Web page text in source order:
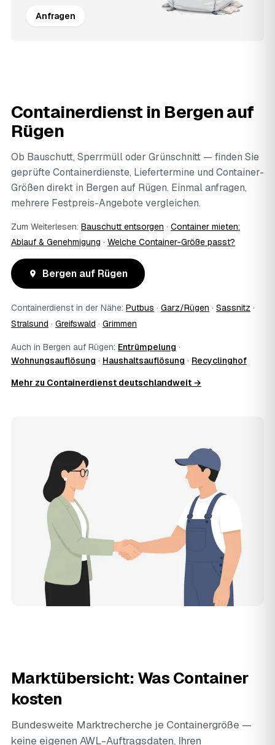
Anfragen
Containerdienst in Bergen auf
Rügen
Ob Bauschutt, Sperrmüll oder Grünschnitt — finden Sie
geprüfte Containerdienste, Liefertermine und Container-
Größen direkt in Bergen auf Rügen. Einmal anfragen,
mehrere Festpreis-Angebote vergleichen.
Zum Weiterlesen: Bauschutt entsorgen · Container mieten:
Ablauf & Genehmigung · Welche Container-Größe passt?
Bergen auf Rügen
Containerdienst in der Nähe: Putbus · Garz/Rügen · Sassnitz ·
Stralsund · Greifswald · Grimmen
Auch in Bergen auf Rügen: Entrümpelung ·
Wohnungsauflösung · Haushaltsauflösung · Recyclinghof
Mehr zu Containerdienst deutschlandweit →
Marktübersicht: Was Container
kosten
Bundesweite Marktrecherche je Containergröße —
keine eigenen AWL-Auftragsdaten. Ihren